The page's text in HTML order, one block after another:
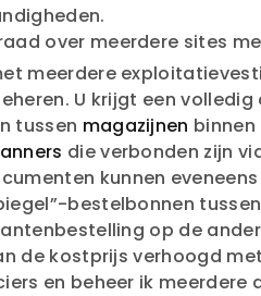
over meerdere sites
meerdere
U krijgt een volledig
tussen magazijnen
die verbonden zijn
kunnen
bestelbonnen
op de
de kostprijs verhoogd
en beheer ik meerdere